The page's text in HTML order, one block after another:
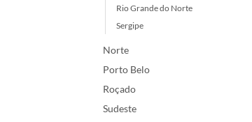
Rio Grande do Norte
Sergipe
Norte
Porto Belo
Roçado
Sudeste